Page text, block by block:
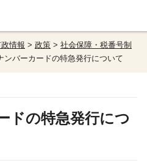
情報 > 政策 > 社会保障・税番号制
ンバーカードの特急発行について
ドの特急発行につ